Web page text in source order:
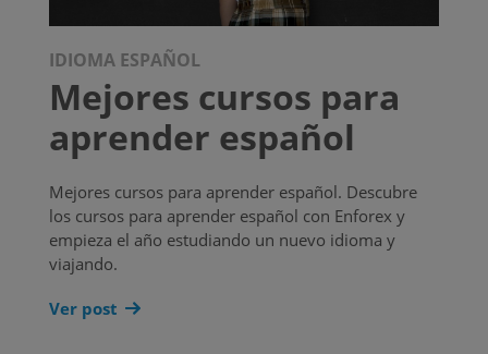
IDIOMA ESPAÑOL
Mejores cursos para
aprender español
Mejores cursos para aprender español. Descubre
los cursos para aprender español con Enforex y
empieza el año estudiando un nuevo idioma y
viajando.
Ver post